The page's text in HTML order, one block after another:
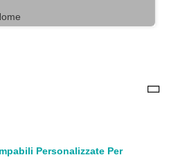
Personalizzate Per